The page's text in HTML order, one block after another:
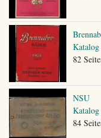
Katalog
82
NSU
Katalog
84